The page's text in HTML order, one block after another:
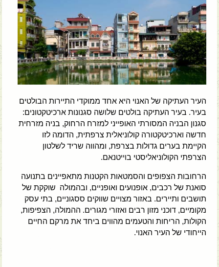
העיר העתיקה של האנוי היא אחד ממוקדי התיירות הבולטים
בעיר. בעיר העתיקה בולטים שלושה סגנונות ארכיטקטונים:
סגנון הבניה המסורתי האופייני למזרח הרחוק, בניה מזרחית
חדשה וארכיטקטורה קולוניאלית צרפתית, הדומה לזו
הקיימת בערים גדולות בצרפת, ומהווה שריד לשלטון
הצרפתי הקולוניאליסטי בוייטנאם.
הרחובות הצפופים והסמטאות הקטנות מתאפיינים בתנועה
סואנת של רכבים, אופנועים ואופניים, ובהמולה שוקקת של
תושבים ותיירים. באזור מצויים שווקים ססגוניים, בתי עסק
מקומיים, דוכני מזון רבים ואזורי מגורים. ההמולה, הצפיפות,
הקולות, הריחות והטעמים מהווים ביחד את מרקם החיים
הייחודי של העיר האנוי.